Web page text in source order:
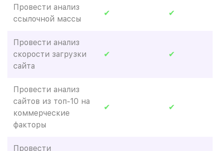
Провести анализ
ссылочной массы
✔ ✔
Провести анализ
скорости загрузки
сайта
✔ ✔
Провести анализ
сайтов из топ-10 на
коммерческие
факторы
✔ ✔
Провести